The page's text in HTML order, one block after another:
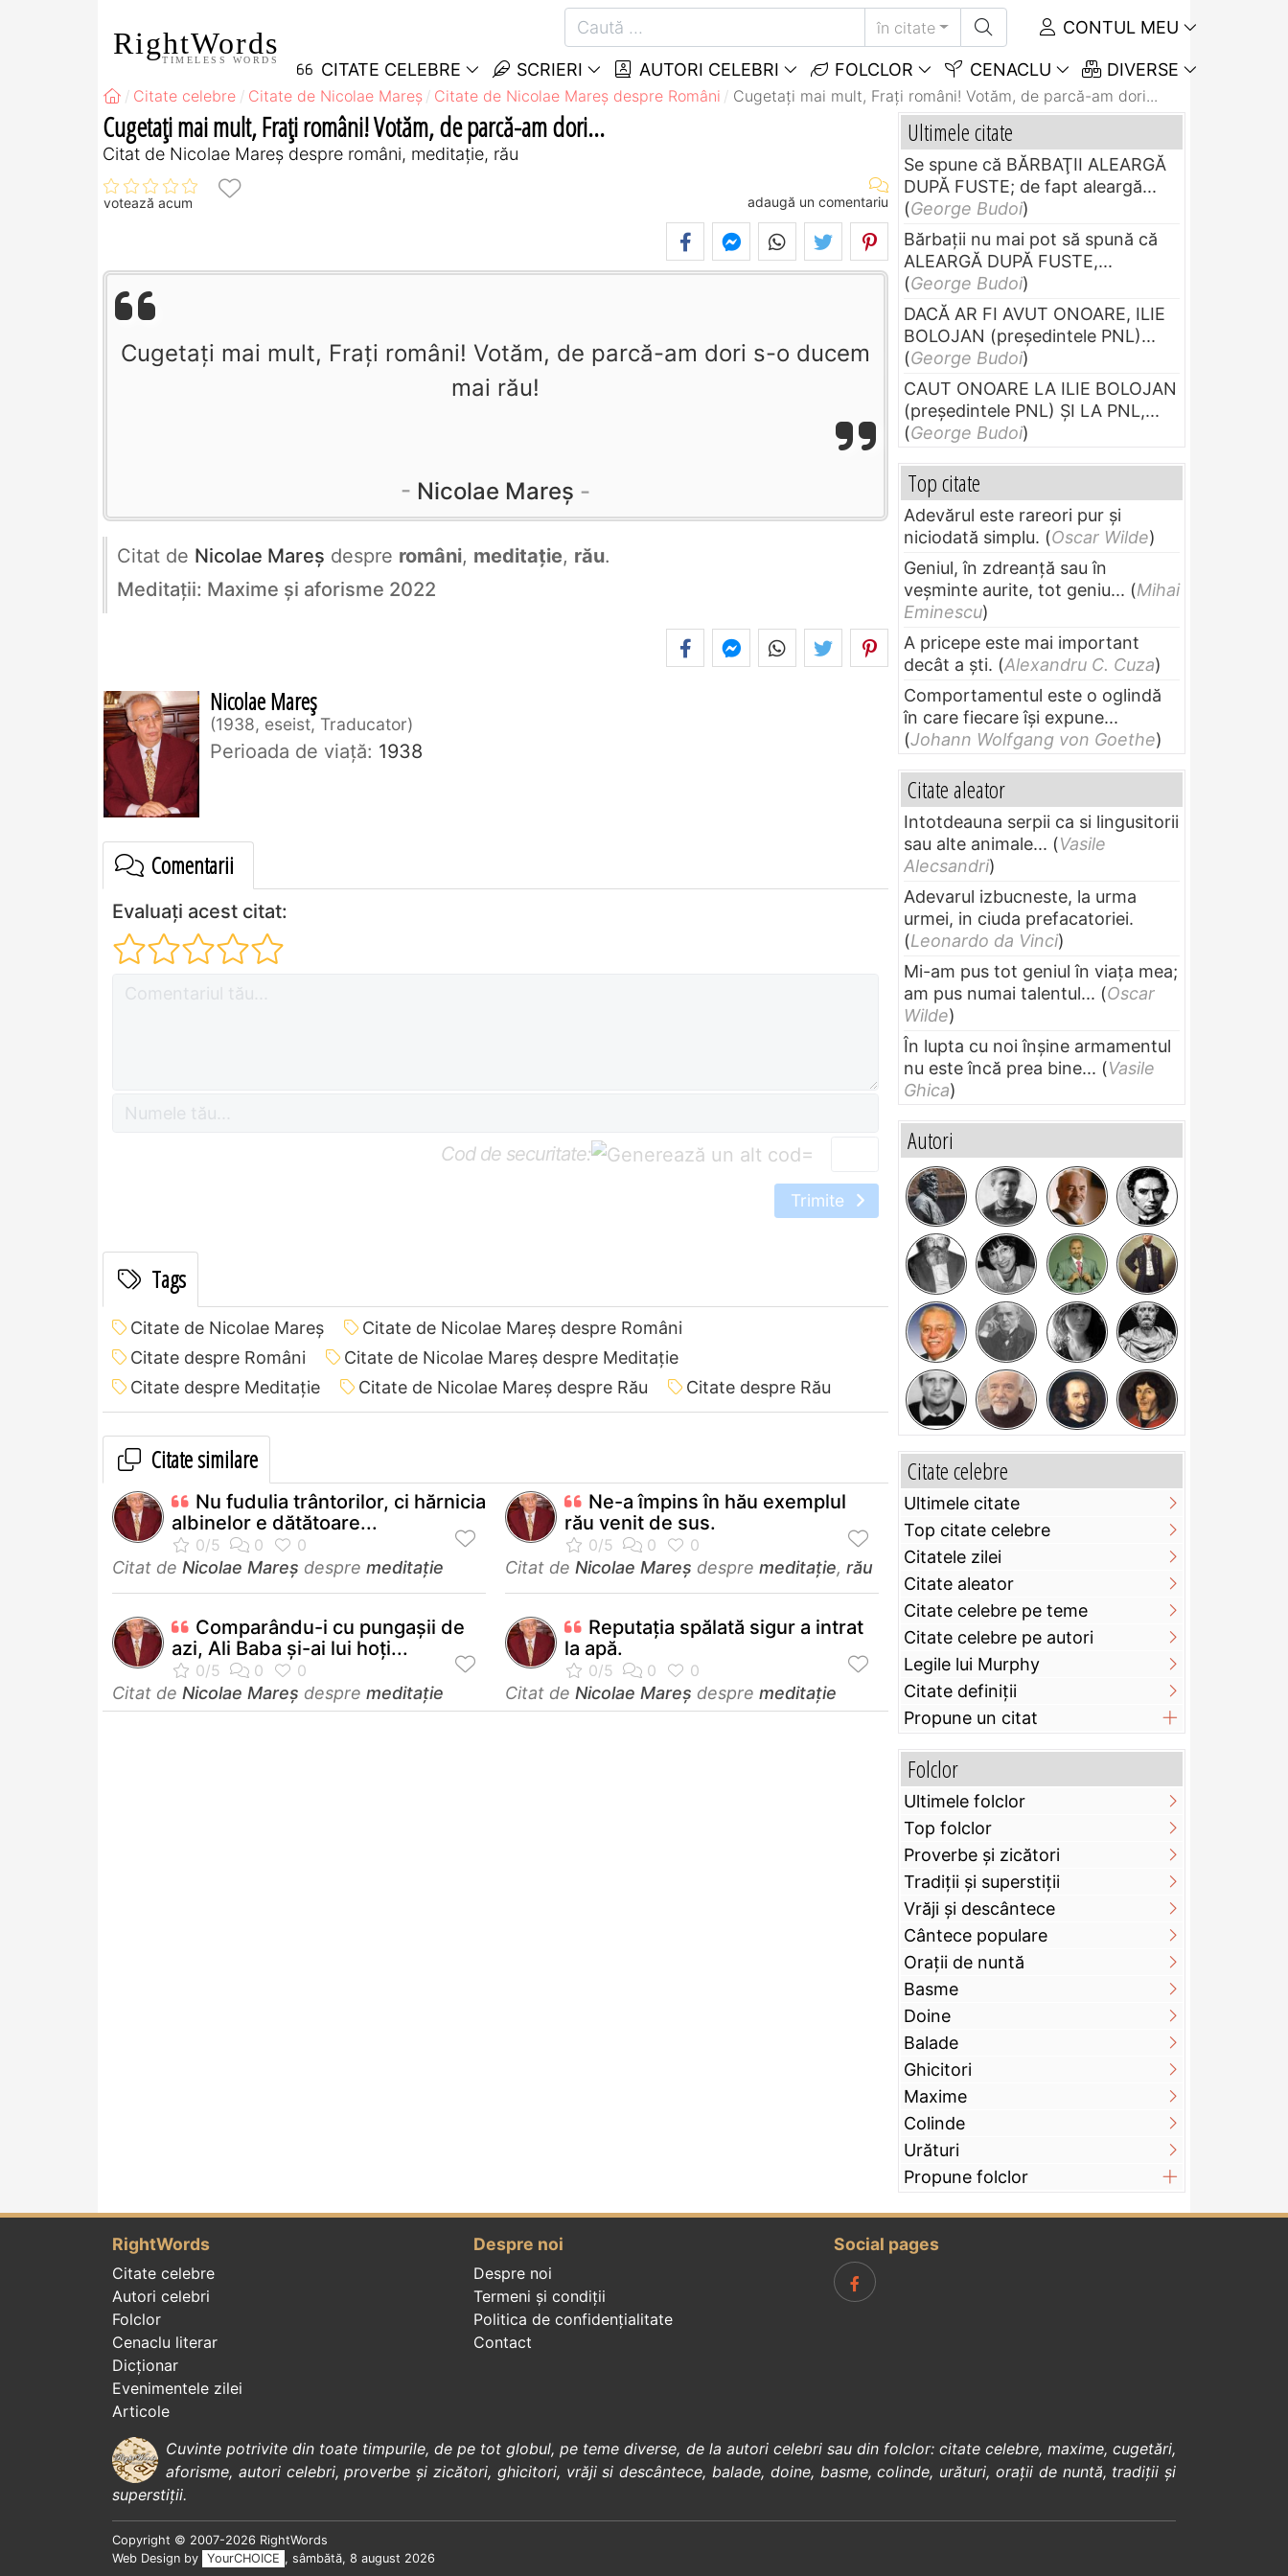
RightWords
TIMELESS WORDS
în citate CONTUL MEU
CITATE CELEBRE SCRIERI AUTORI CELEBRI FOLCLOR CENACLU DIVERSE
Citate celebre Citate de Nicolae Mareș Citate de Nicolae Mareș despre Români Cugetați mai mult, Frați români! Votăm, de parcă-am dori...
Cugetați mai mult, Frați români! Votăm, de parcă-am dori...
Citat de Nicolae Mareș despre români, meditație, rău
votează acum adaugă un comentariu
Cugetați mai mult, Frați români! Votăm, de parcă-am dori s-o ducem
mai rău!
Nicolae Mareș
Citat de Nicolae Mareș despre români, meditație, rău.
Meditații: Maxime și aforisme 2022
Nicolae Mareș
1938, eseist, Traducator
Perioada de viaţă: 1938
Comentarii
Evaluați acest citat:
Cod de securitate: =
Trimite
Tags
Citate de Nicolae Mareș
Citate de Nicolae Mareș despre Români
Citate despre Români
Citate de Nicolae Mareș despre Meditație
Citate despre Meditație
Citate de Nicolae Mareș despre Rău Citate despre Rău
Citate similare
Nu fudulia trântorilor, ci hărnicia
albinelor e dătătoare...
Citat de Nicolae Mareș despre meditație
Ne-a împins în hău exemplul
rău venit de sus.
Citat de Nicolae Mareș despre meditație, rău
Comparându-i cu pungașii de
azi, Ali Baba și-ai lui hoți...
Citat de Nicolae Mareș despre meditație
Reputația spălată sigur a intrat
la apă.
Citat de Nicolae Mareș despre meditație
Ultimele citate
Se spune că BĂRBAŢII ALEARGĂ
DUPĂ FUSTE; de fapt aleargă...
(George Budoi)
Bărbaţii nu mai pot să spună că
ALEARGĂ DUPĂ FUSTE,...
(George Budoi)
DACĂ AR FI AVUT ONOARE, ILIE
BOLOJAN (preşedintele PNL)...
(George Budoi)
CAUT ONOARE LA ILIE BOLOJAN
(preşedintele PNL) ŞI LA PNL,...
(George Budoi)
Top citate
Adevărul este rareori pur și
niciodată simplu. (Oscar Wilde)
Geniul, în zdreanţă sau în
veşminte aurite, tot geniu... (Mihai
Eminescu)
A pricepe este mai important
decât a ști. (Alexandru C. Cuza)
Comportamentul este o oglindă
în care fiecare își expune...
(Johann Wolfgang von Goethe)
Citate aleator
Intotdeauna serpii ca si lingusitorii
sau alte animale... (Vasile
Alecsandri)
Adevarul izbucneste, la urma
urmei, in ciuda prefacatoriei.
(Leonardo da Vinci)
Mi-am pus tot geniul în viața mea;
am pus numai talentul... (Oscar
Wilde)
În lupta cu noi înșine armamentul
nu este încă prea bine... (Vasile
Ghica)
Autori
Citate celebre
Ultimele citate
Top citate celebre
Citatele zilei
Citate aleator
Citate celebre pe teme
Citate celebre pe autori
Legile lui Murphy
Citate definiţii
Propune un citat
Folclor
Ultimele folclor
Top folclor
Proverbe și zicători
Tradiții și superstiții
Vrăji și descântece
Cântece populare
Orații de nuntă
Basme
Doine
Balade
Ghicitori
Maxime
Colinde
Urături
Propune folclor
RightWords
Citate celebre
Autori celebri
Folclor
Cenaclu literar
Dicționar
Evenimentele zilei
Articole
Despre noi
Despre noi
Termeni și condiții
Politica de confidenţialitate
Contact
Social pages
Cuvinte potrivite din toate timpurile, de pe tot globul, pe teme diverse, de la autori celebrisau din folclor: citate celebre, maxime,cugetări,
aforisme, autori celebri,proverbe și zicători, ghicitori, vrăji si descântece, balade, doine, basme,colinde, urături, orații de nuntă, tradiții și
superstiții.
Copyright © 2007-2026 RightWords
Web Design by
YourCHOICE , sâmbătă, 8 august 2026